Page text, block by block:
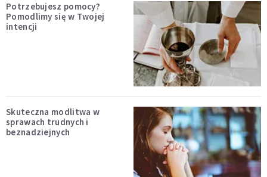
Potrzebujesz pomocy?
Pomodlimy się w Twojej
intencji
Skuteczna modlitwa w
sprawach trudnych i
beznadziejnych